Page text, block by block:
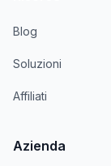
Blog
Soluzioni
Affiliati
Azienda